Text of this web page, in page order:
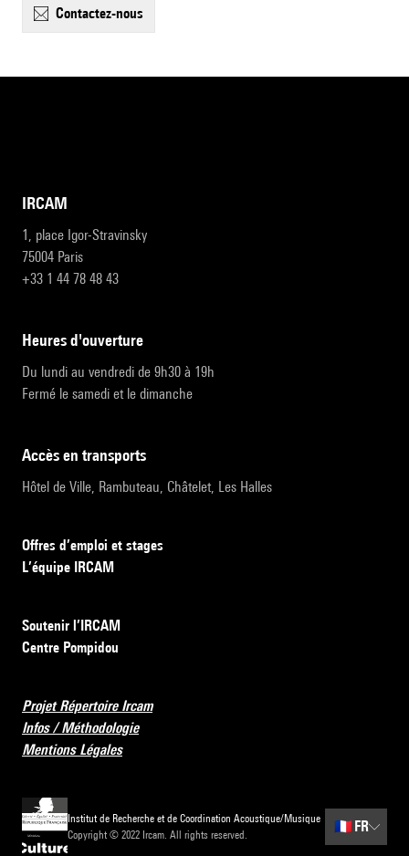
contactez-nous
IRCAM
1, place Igor-Stravinsky
75004 Paris
+33 1 44 78 48 43
heures d'ouverture
Du lundi au vendredi de 9h30 à 19h
Fermé le samedi et le dimanche
accès en transports
Hôtel de Ville, Rambuteau, Châtelet, Les Halles
Offres d’emploi et stages
L’équipe IRCAM
Soutenir l’IRCAM
Centre Pompidou
Projet Répertoire Ircam
Infos / Méthodologie
Mentions Légales
Institut de Recherche et de Coordination Acoustique/Musique
Copyright © 2022 Ircam. All rights reserved.
🇫🇷 FR